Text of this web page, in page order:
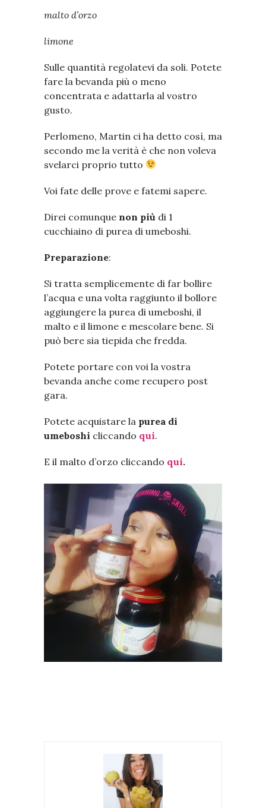
malto d’orzo
limone
Sulle quantità regolatevi da soli. Potete
fare la bevanda più o meno
concentrata e adattarla al vostro
gusto.
Perlomeno, Martin ci ha detto così, ma
secondo me la verità è che non voleva
svelarci proprio tutto
Voi fate delle prove e fatemi sapere.
Direi comunque non più di 1
cucchiaino di purea di umeboshi.
Preparazione:
Si tratta semplicemente di far bollire
l’acqua e una volta raggiunto il bollore
aggiungere la purea di umeboshi, il
malto e il limone e mescolare bene. Si
può bere sia tiepida che fredda.
Potete portare con voi la vostra
bevanda anche come recupero post
gara.
Potete acquistare la purea di
umeboshi cliccando qui.
E il malto d’orzo cliccando qui.